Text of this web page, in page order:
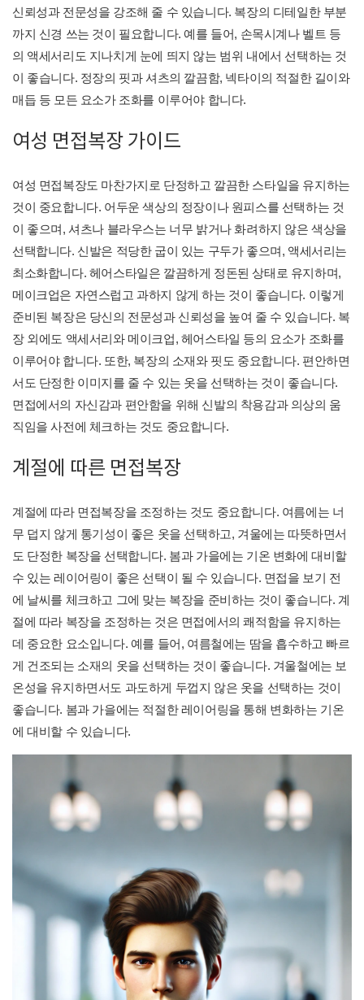
신뢰성과 전문성을 강조해 줄 수 있습니다. 복장의 디테일한 부분
까지 신경 쓰는 것이 필요합니다. 예를 들어, 손목시계나 벨트 등
의 액세서리도 지나치게 눈에 띄지 않는 범위 내에서 선택하는 것
이 좋습니다. 정장의 핏과 셔츠의 깔끔함, 넥타이의 적절한 길이와
매듭 등 모든 요소가 조화를 이루어야 합니다.
여성 면접복장 가이드
여성 면접복장도 마찬가지로 단정하고 깔끔한 스타일을 유지하는
것이 중요합니다. 어두운 색상의 정장이나 원피스를 선택하는 것
이 좋으며, 셔츠나 블라우스는 너무 밝거나 화려하지 않은 색상을
선택합니다. 신발은 적당한 굽이 있는 구두가 좋으며, 액세서리는
최소화합니다. 헤어스타일은 깔끔하게 정돈된 상태로 유지하며,
메이크업은 자연스럽고 과하지 않게 하는 것이 좋습니다. 이렇게
준비된 복장은 당신의 전문성과 신뢰성을 높여 줄 수 있습니다. 복
장 외에도 액세서리와 메이크업, 헤어스타일 등의 요소가 조화를
이루어야 합니다. 또한, 복장의 소재와 핏도 중요합니다. 편안하면
서도 단정한 이미지를 줄 수 있는 옷을 선택하는 것이 좋습니다.
면접에서의 자신감과 편안함을 위해 신발의 착용감과 의상의 움
직임을 사전에 체크하는 것도 중요합니다.
계절에 따른 면접복장
계절에 따라 면접복장을 조정하는 것도 중요합니다. 여름에는 너
무 덥지 않게 통기성이 좋은 옷을 선택하고, 겨울에는 따뜻하면서
도 단정한 복장을 선택합니다. 봄과 가을에는 기온 변화에 대비할
수 있는 레이어링이 좋은 선택이 될 수 있습니다. 면접을 보기 전
에 날씨를 체크하고 그에 맞는 복장을 준비하는 것이 좋습니다. 계
절에 따라 복장을 조정하는 것은 면접에서의 쾌적함을 유지하는
데 중요한 요소입니다. 예를 들어, 여름철에는 땀을 흡수하고 빠르
게 건조되는 소재의 옷을 선택하는 것이 좋습니다. 겨울철에는 보
온성을 유지하면서도 과도하게 두껍지 않은 옷을 선택하는 것이
좋습니다. 봄과 가을에는 적절한 레이어링을 통해 변화하는 기온
에 대비할 수 있습니다.